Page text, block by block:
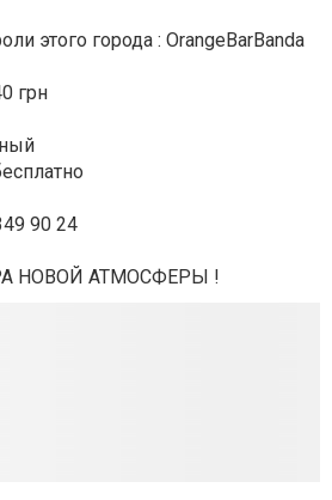
этого города : OrangeBarBanda
грн
90 24
НОВОЙ АТМОСФЕРЫ !